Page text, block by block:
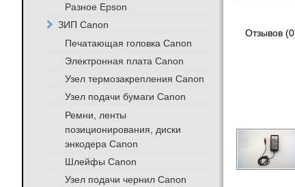
Отзывов
Разное Epson
ЗИП Canon
Печатающая головка Canon
Электронная плата Canon
Узел термозакрепления Canon
Узел подачи бумаги Canon
Ремни, ленты
позиционирования, диски
энкодера Canon
Шлейфы Canon
Узел подачи чернил Canon